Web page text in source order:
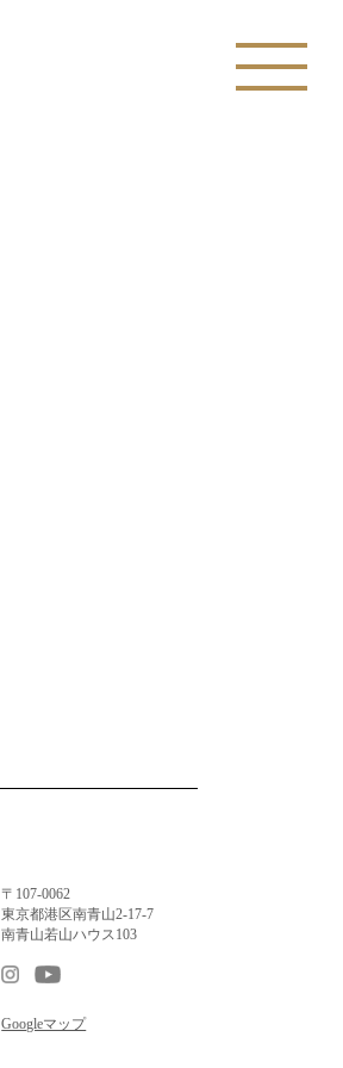
〒107-0062
東京都港区南青山2-17-7
南青山若山ハウス103
Googleマップ